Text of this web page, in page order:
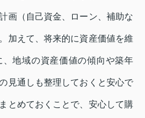
画（自己資金、ローン、補助な
加えて、将来的に資産価値を維
地域の資産価値の傾向や築年
見通しも整理しておくと安心で
とめておくことで、安心して購